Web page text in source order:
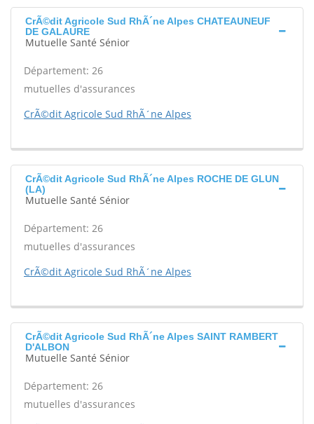
CrÃ©dit Agricole Sud RhÃ´ne Alpes CHATEAUNEUF
DE GALAURE
Mutuelle Santé Sénior
Département: 26
mutuelles d'assurances
CrÃ©dit Agricole Sud RhÃ´ne Alpes
CrÃ©dit Agricole Sud RhÃ´ne Alpes ROCHE DE GLUN
(LA)
Mutuelle Santé Sénior
Département: 26
mutuelles d'assurances
CrÃ©dit Agricole Sud RhÃ´ne Alpes
CrÃ©dit Agricole Sud RhÃ´ne Alpes SAINT RAMBERT
D'ALBON
Mutuelle Santé Sénior
Département: 26
mutuelles d'assurances